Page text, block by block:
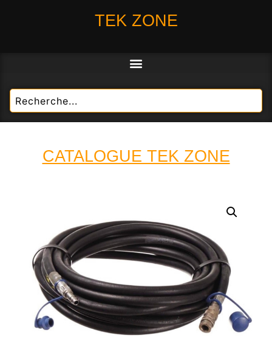
TEK ZONE
CATALOGUE TEK ZONE